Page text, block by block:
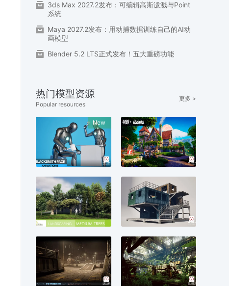
3ds Max 2027.2发布：可编辑高斯泼溅与Point
系统
Maya 2027.2发布：用动捕数据训练自己的AI动
画模型
Blender 5.2 LTS正式发布！五大重磅功能
热门模型资源
Popular resources
更多 >